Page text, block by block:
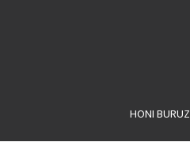
HONI BURUZ